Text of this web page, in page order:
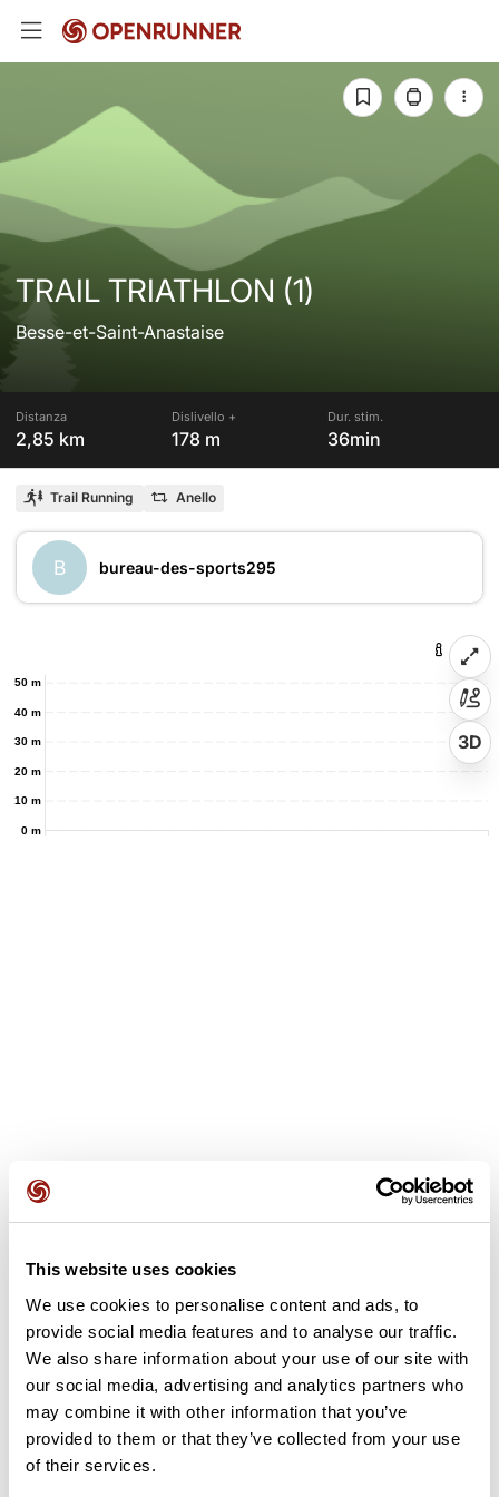
This website uses cookies
We use cookies to personalise content and ads, to
provide social media features and to analyse our traffic.
We also share information about your use of our site with
our social media, advertising and analytics partners who
may combine it with other information that you’ve
provided to them or that they’ve collected from your use
of their services.
TRAIL TRIATHLON (1)
Besse-et-Saint-Anastaise
Distanza
2,85 km
Dislivello +
178 m
Dur. stim.
36min
Trail Running Anello
B bureau-des-sports295
0 m
10 m
20 m
30 m
40 m
50 m
3D
Recensioni degli utenti
Questo percorso non contiene ancora alcuna recensione.
Aggiungi una recensione